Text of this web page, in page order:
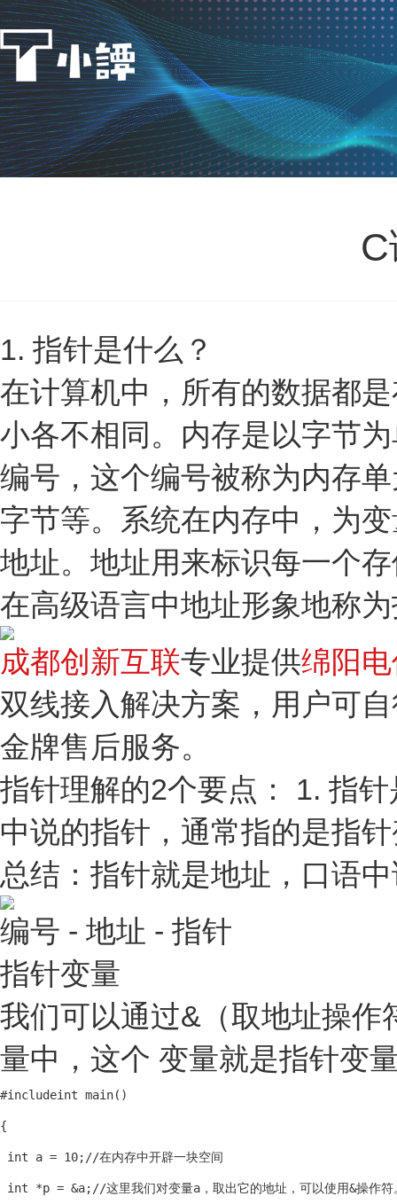
1. 指针是什么？
在计算机中，所有的数据都
小各不相同。内存是以字节
编号，这个编号被称为内存
字节等。系统在内存中，为
地址。地址用来标识每一个
在高级语言中地址形象地称
成都创新互联专业提供绵阳
双线接入解决方案，用户可
金牌售后服务。
指针理解的2个要点： 1. 指
中说的指针，通常指的是指
总结：指针就是地址，口语
编号 - 地址 - 指针
指针变量
我们可以通过&（取地址操
量中，这个 变量就是指针变
#includeint main()
{
int a = 10;//在内存中开辟一块空间
int *p = &a;//这里我们对变量a，取出它的地址，可以使用&操作符